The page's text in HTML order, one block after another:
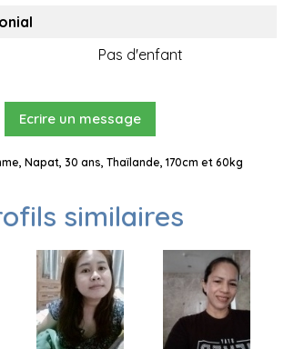
Pas d'enfant
Ecrire un message
Napat, 30 ans, Thaïlande, 170cm et 60kg
similaires